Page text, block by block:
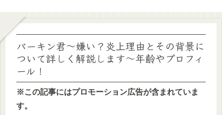
バーキン君～嫌い？炎上理由とその背景に
ついて詳しく解説します～年齢やプロフィ
ール！
※この記事にはプロモーション広告が含まれていま
す。